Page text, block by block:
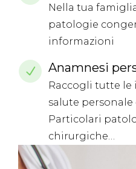
Nella tua
patologie
informazioni
Anamnesi
Raccogli tutte le
salute personale
Particolari
chirurgiche…